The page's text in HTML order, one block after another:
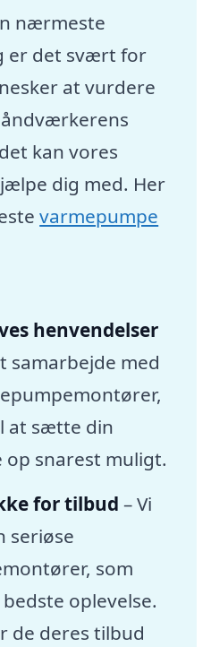
nærmeste
er det svært for
at vurdere
kan vores
dig med. Her
varmepumpe
henvendelser
samarbejde med
at sætte din
snarest muligt.
for tilbud – Vi
seriøse
som
oplevelse.
de deres tilbud